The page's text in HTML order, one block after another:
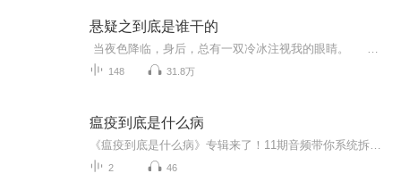
悬疑之到底是谁干的
148 31.8万
瘟疫到底是什么病
2 46